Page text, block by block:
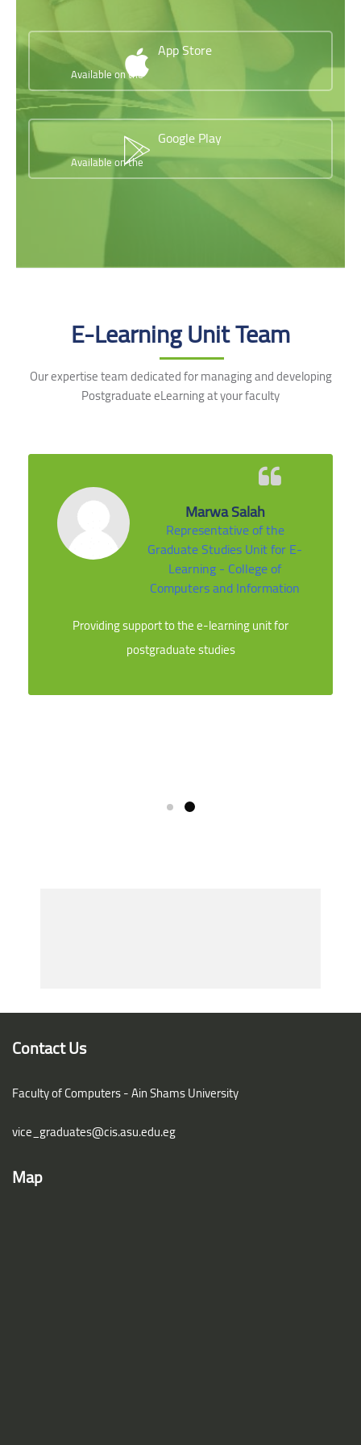
App Store
Available on the
Google Play
Available on the
E-Learning Unit Team
Our expertise team dedicated for managing and developing
Postgraduate eLearning at your faculty
Marwa Salah
Representative of the
Graduate Studies Unit for E-
Learning - College of
Computers and Information
Providing support to the e-learning unit for
postgraduate studies
Contact Us
Faculty of Computers - Ain Shams University
vice_graduates@cis.asu.edu.eg
Map